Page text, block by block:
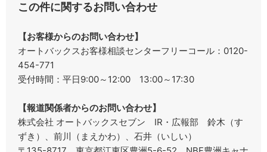
この件に関するお問い合わせ
【お客様からのお問い合わせ】
オートバックスお客様相談センターフリーコール：0120-
454-771
受付時間：平日9:00～12:00 13:00～17:30
【報道関係者からのお問い合わせ】
株式会社 オートバックスセブン IR・広報部 鈴木（す
ずき）、前川（まえかわ）、石井（いしい）